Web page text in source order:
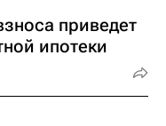
приведет
ипотеки